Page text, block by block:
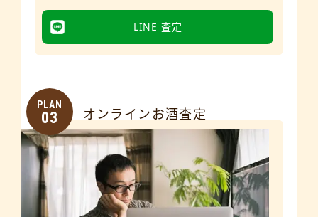
LINE 査定
PLAN
03 オンラインお酒査定